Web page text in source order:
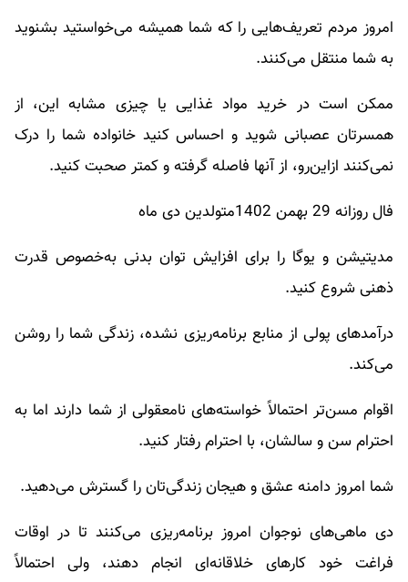
امروز مردم تعریف‌هایی را که شما همیشه می‌خواستید بشنوید
به شما منتقل می‌کنند.
ممکن است در خرید مواد غذایی یا چیزی مشابه این، از
همسرتان عصبانی شوید و احساس کنید خانواده شما را درک
نمی‌کنند ازاین‌رو، از آنها فاصله گرفته و کمتر صحبت کنید.
فال روزانه 29 بهمن 1402متولدین دی ماه
مدیتیشن و یوگا را برای افزایش توان بدنی به‌خصوص قدرت
ذهنی شروع کنید.
درآمدهای پولی از منابع برنامه‌ریزی نشده، زندگی شما را روشن
می‌کند.
اقوام مسن‌تر احتمالاً خواسته‌های نامعقولی از شما دارند اما به
احترام سن و سالشان، با احترام رفتار کنید.
شما امروز دامنه عشق و هیجان زندگی‌تان را گسترش می‌دهید.
دی ماهی‌های نوجوان امروز برنامه‌ریزی می‌کنند تا در اوقات
فراغت خود کارهای خلاقانه‌ای انجام دهند، ولی احتمالاً